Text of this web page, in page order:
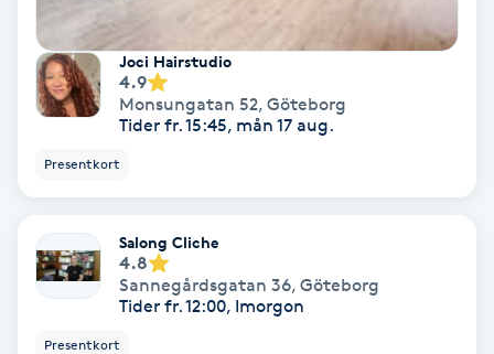
LED-ljusterapi
Liktornar
LPG
LPG-behandling
LPG-massage
Joci Hairstudio
4.9
Monsungatan 52, Göteborg
Tider fr. 15:45, mån 17 aug.
Presentkort
Salong Cliche
4.8
Sannegårdsgatan 36, Göteborg
Tider fr. 12:00, Imorgon
Presentkort